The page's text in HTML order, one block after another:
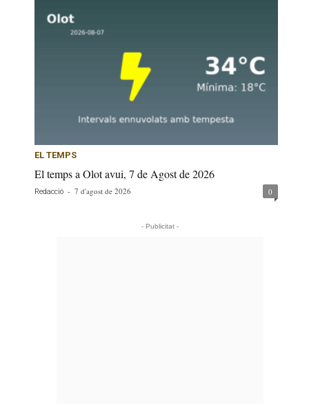
EL TEMPS
El temps a Olot avui, 7 de Agost de 2026
Redacció - 7 d'agost de 2026 0
- Publicitat -